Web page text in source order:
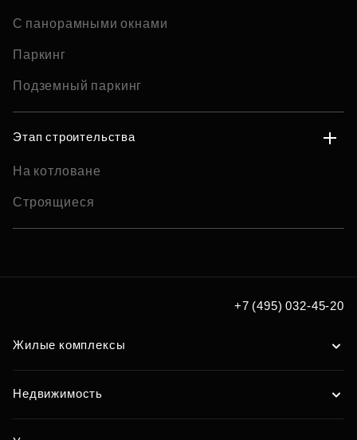
С панорамными окнами
Паркинг
Подземный паркинг
Этап строительства
На котловане
Строящиеся
+7 (495) 032-45-20
Жилые комплексы
Недвижимость